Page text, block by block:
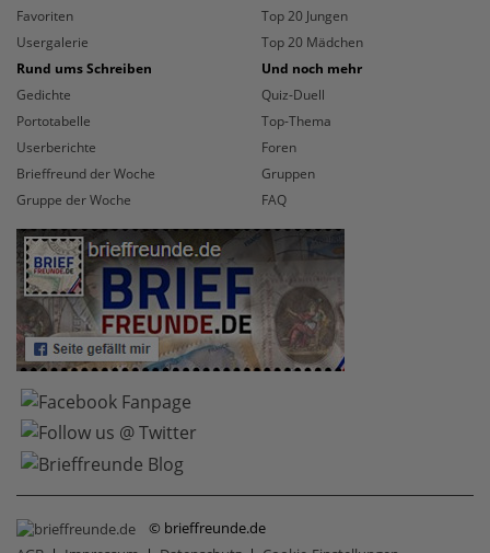
Favoriten
Usergalerie
Top 20 Jungen
Top 20 Mädchen
Rund ums Schreiben
Gedichte
Portotabelle
Userberichte
Brieffreund der Woche
Gruppe der Woche
Und noch mehr
Quiz-Duell
Top-Thema
Foren
Gruppen
FAQ
© brieffreunde.de